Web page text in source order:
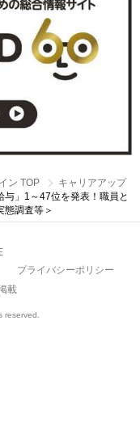
ン TOP
キャリアアップ
与」1～47位を発表！職員と
調査等＞
プライバシーポリシー
載
reserved.